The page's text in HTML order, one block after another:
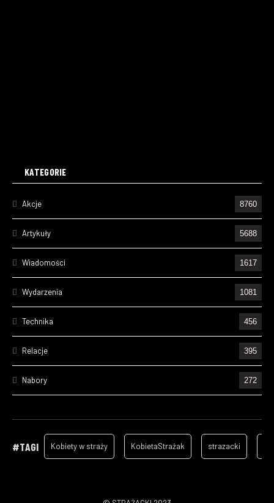
KATEGORIE
Akcje 8760
Artykuły 5688
Wiadomości 1617
Wydarzenia 1081
Technika 456
Relacje 395
Nabory 272
157
#TAGI Kobiety w straży KobietaStrażak strazacki